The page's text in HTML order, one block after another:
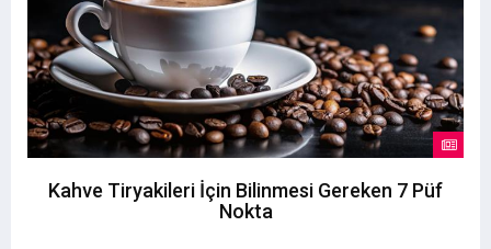
Kahve Tiryakileri İçin Bilinmesi Gereken 7 Püf
Nokta